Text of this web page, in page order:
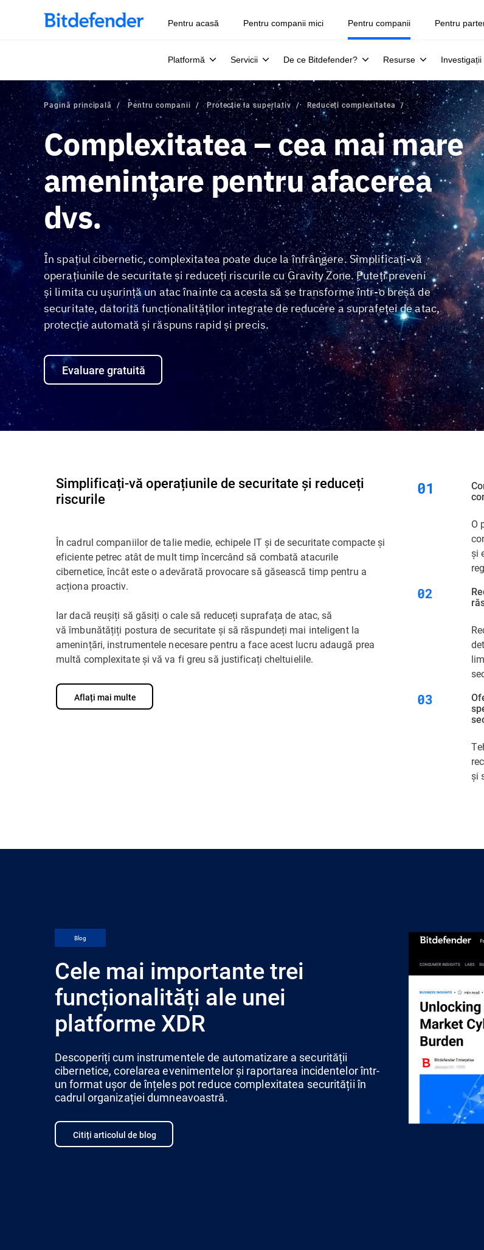
Pentru acasă Pentru companii mici Pentru companii
Platformă Servicii De ce Bitdefender? Resurse
Pentru
Pagină principală Pentru companii Protecție la superlativ Reduceți complexitatea
Complexitatea – cea mai mare
amenințare pentru afacerea
dvs.
În spațiul cibernetic, complexitatea poate duce la înfrângere. Simplificați-vă
operațiunile de securitate și reduceți riscurile cu Gravity Zone. Puteți preveni
și limita cu ușurință un atac înainte ca acesta să se transforme într-o breșă de
securitate, datorită funcționalităților integrate de reducere a suprafeței de atac,
protecție automată și răspuns rapid și precis.
Evaluare gratuită
Simplificați-vă operațiunile de securitate și reduceți
riscurile
În cadrul companiilor de talie medie, echipele IT și de securitate compacte și
eficiente petrec atât de mult timp încercând să combată atacurile
cibernetice, încât este o adevărată provocare să găsească timp pentru a
acționa proactiv.
Iar dacă reușiți să găsiți o cale să reduceți suprafața de atac, să
vă îmbunătățiți postura de securitate și să răspundeți mai inteligent la
amenințări, instrumentele necesare pentru a face acest lucru adaugă prea
multă complexitate și vă va fi greu să justificați cheltuielile.
Aflați mai multe
O
și
și
Blog
Cele mai importante trei
funcționalități ale unei
platforme XDR
Descoperiți cum instrumentele de automatizare a securității
cibernetice, corelarea evenimentelor și raportarea incidentelor într-
un format ușor de înțeles pot reduce complexitatea securității în
cadrul organizației dumneavoastră.
Citiți articolul de blog